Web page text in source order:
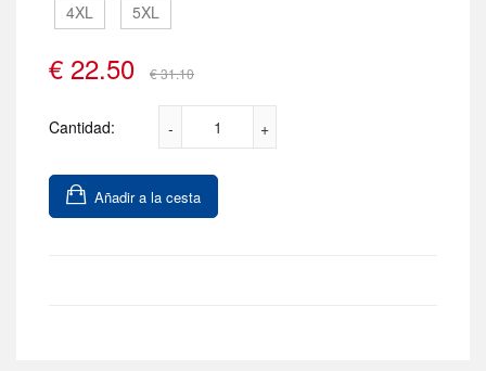
4XL 5XL
€ 22.50 € 31.10
Cantidad:
Añadir a la cesta